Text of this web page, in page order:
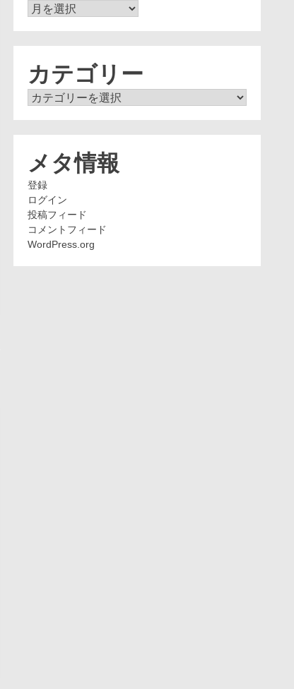
ア
カテゴリー
カ
メタ情報
登録
ログイン
投稿フィード
コメントフィード
WordPress.org